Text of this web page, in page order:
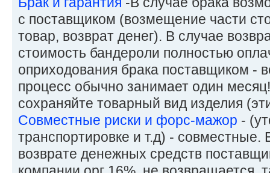
с поставщиком (возмещение части
товар, возврат денег). В случае
стоимость бандероли полностью
оприходования брака поставщиком -
процесс обычно занимает один
сохраняйте товарный вид изделия
Совместные риски и форс-мажор -
транспортировке и т.д) - совместные.
возврате денежных средств